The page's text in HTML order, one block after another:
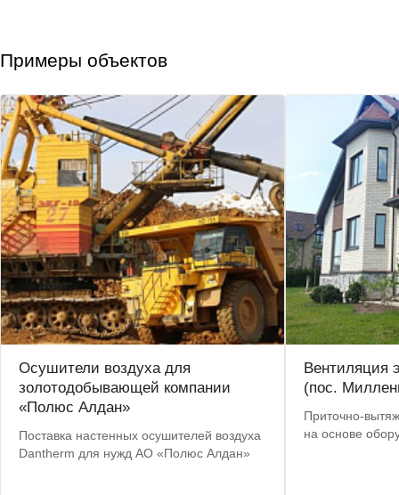
Примеры объектов
Осушители воздуха для
золотодобывающей компании
«Полюс Алдан»
Поставка настенных осушителей воздуха
Dantherm для нужд АО «Полюс Алдан»
Вентиляция
(пос.
Приточно-
на основе